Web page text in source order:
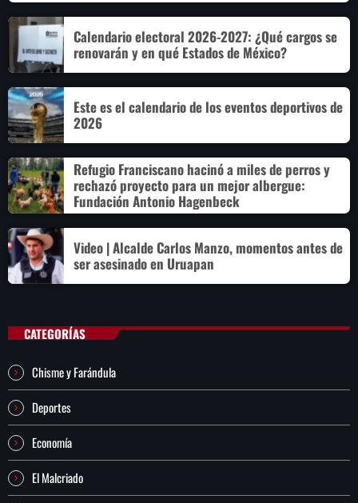
Calendario electoral 2026-2027: ¿Qué cargos se
renovarán y en qué Estados de México?
Este es el calendario de los eventos deportivos de
2026
Refugio Franciscano hacinó a miles de perros y
rechazó proyecto para un mejor albergue:
Fundación Antonio Hagenbeck
Video | Alcalde Carlos Manzo, momentos antes de
ser asesinado en Uruapan
CATEGORÍAS
Chisme y Farándula
Deportes
Economía
El Malcriado